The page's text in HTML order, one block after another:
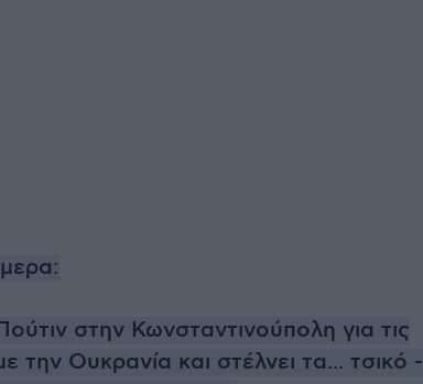
στην Κωνσταντινούπολη για τις
την Ουκρανία και στέλνει τα... τσικό -